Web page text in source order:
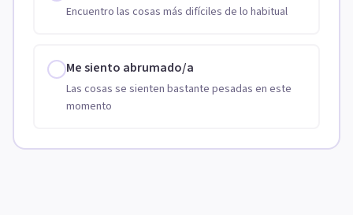
Encuentro las cosas más difíciles de lo habitual
Me siento abrumado/a
Las cosas se sienten bastante pesadas en este
momento